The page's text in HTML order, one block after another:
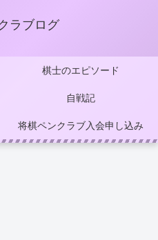
ラブログ
棋士のエピソード
自戦記
将棋ペンクラブ入会申し込み